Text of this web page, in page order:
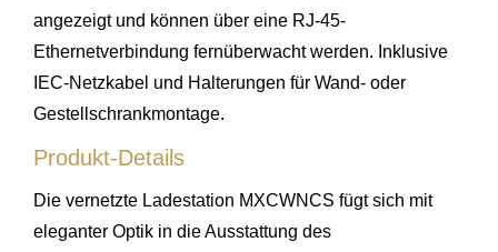
angezeigt und können über eine RJ-45-
Ethernetverbindung fernüberwacht werden. Inklusive
IEC-Netzkabel und Halterungen für Wand- oder
Gestellschrankmontage.
Produkt-Details
Die vernetzte Ladestation MXCWNCS fügt sich mit
eleganter Optik in die Ausstattung des